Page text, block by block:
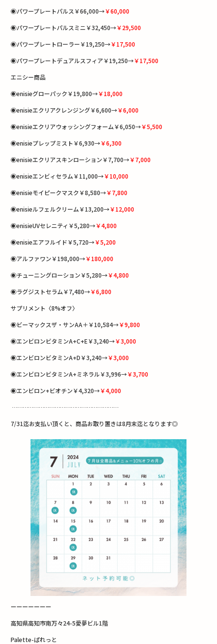
◉パワープレートパルス￥66,000→￥60,000
◉パワープレートパルスミニ￥32,450→￥29,500
◉パワープレートローラー￥19,250→￥17,500
◉パワープレートデュアルスフィア￥19,250→￥17,500
エニシー商品
◉enisieグローパック￥19,800→￥18,000
◉enisieエクリアクレンジング￥6,600→￥6,000
◉enisieエクリアウォッシングフォーム￥6,050→￥5,500
◉enisieプレップミスト￥6,930→￥6,300
◉enisieエクリアスキンローション￥7,700→￥7,000
◉enisieエンビィセラム￥11,000→￥10,000
◉enisieモイピークマスク￥8,580→￥7,800
◉enisieルフェルクリーム￥13,200→￥12,000
◉enisieUVセレニティ￥5,280→￥4,800
◉enisieエアフルイド￥5,720→￥5,200
◉アルファワン￥198,000→￥180,000
◉チューニングローション￥5,280→￥4,800
◉ラグジストセラム￥7,480→￥6,800
サプリメント〈8%オフ〉
◉ビーマックスザ・サンAA＋￥10,584→￥9,800
◉エンビロンビタミンA+C+E￥3,240→￥3,000
◉エンビロンビタミンA+D￥3,240→￥3,000
◉エンビロンビタミンA+ミネラル￥3,996→￥3,700
◉エンビロン+ビオチン￥4,320→￥4,000
……………………………………………………
7/31迄お支払い頂くと、商品お取り置きは8月末迄となります◎
ーーーーーーー
高知県高知市南万々24-5愛夢ビル1階
Palette-ぱれっと